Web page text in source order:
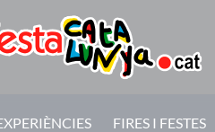
FIRES I FESTES